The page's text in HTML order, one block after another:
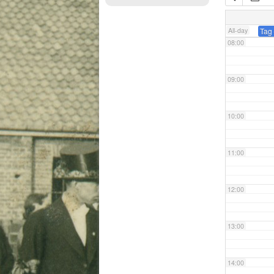
All-day
07:00
08:00
09:00
10:00
11:00
12:00
13:00
14:00